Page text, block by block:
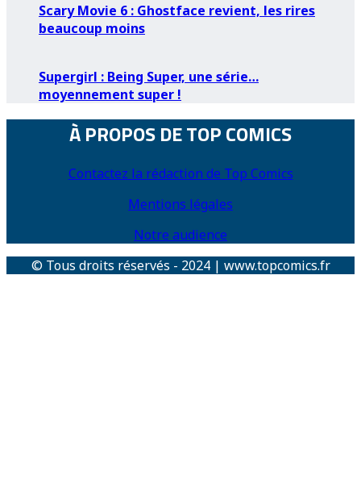
Scary Movie 6 : Ghostface revient, les rires
beaucoup moins
Supergirl : Being Super, une série…
moyennement super !
À PROPOS DE TOP COMICS
Contactez la rédaction de Top Comics
Mentions légales
Notre audience
© Tous droits réservés - 2024 | www.topcomics.fr